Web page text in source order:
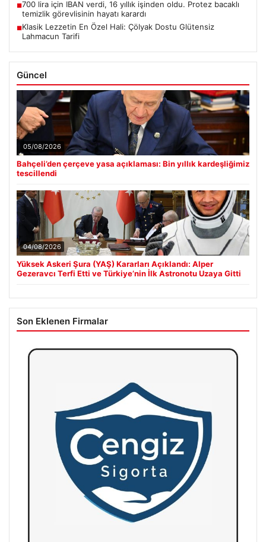
■700 lira için IBAN verdi, 16 yıllık işinden oldu. Protez bacaklı
temizlik görevlisinin hayatı karardı
■Klasik Lezzetin En Özel Hali: Çölyak Dostu Glütensiz
Lahmacun Tarifi
Güncel
05/08/2026
Bahçeli’den çerçeve yasa açıklaması: Bin yıllık kardeşliğimiz
tescillendi
04/08/2026
Yüksek Askeri Şura (YAŞ) Kararları Açıklandı: Alper
Gezeravcı Terfi Etti ve Türkiye’nin İlk Astronotu Uzaya Gitti
Son Eklenen Firmalar